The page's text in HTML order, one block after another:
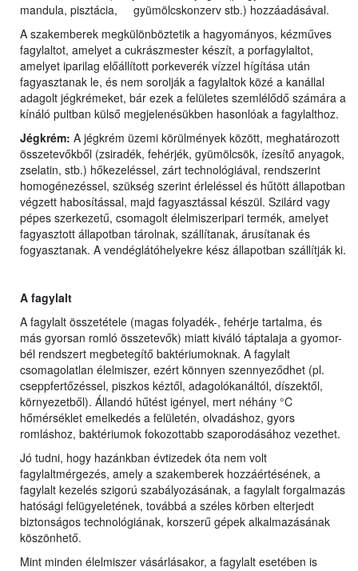
mandula, pisztácia, gyümölcskonzerv stb.) hozzáadásával.
A szakemberek megkülönböztetik a hagyományos, kézműves
fagylaltot, amelyet a cukrászmester készít, a porfagylaltot,
amelyet iparilag előállított porkeverék vízzel hígítása után
fagyasztanak le, és nem sorolják a fagylaltok közé a kanállal
adagolt jégkrémeket, bár ezek a felületes szemlélődő számára a
kínáló pultban külső megjelenésükben hasonlóak a fagylalthoz.
Jégkrém: A jégkrém üzemi körülmények között, meghatározott
összetevőkből (zsiradék, fehérjék, gyümölcsök, ízesítő anyagok,
zselatin, stb.) hőkezeléssel, zárt technológiával, rendszerint
homogénezéssel, szükség szerint érleléssel és hűtött állapotban
végzett habosítással, majd fagyasztással készül. Szilárd vagy
pépes szerkezetű, csomagolt élelmiszeripari termék, amelyet
fagyasztott állapotban tárolnak, szállítanak, árusítanak és
fogyasztanak. A vendéglátóhelyekre kész állapotban szállítják ki.
A fagylalt
A fagylalt összetétele (magas folyadék-, fehérje tartalma, és
más gyorsan romló összetevők) miatt kiváló táptalaja a gyomor-
bél rendszert megbetegítő baktériumoknak. A fagylalt
csomagolatlan élelmiszer, ezért könnyen szennyeződhet (pl.
cseppfertőzéssel, piszkos kéztől, adagolókanáltól, díszektől,
környezetből). Állandó hűtést igényel, mert néhány °C
hőmérséklet emelkedés a felületén, olvadáshoz, gyors
romláshoz, baktériumok fokozottabb szaporodásához vezethet.
Jó tudni, hogy hazánkban évtizedek óta nem volt
fagylaltmérgezés, amely a szakemberek hozzáértésének, a
fagylalt kezelés szigorú szabályozásának, a fagylalt forgalmazás
hatósági felügyeletének, továbbá a széles körben elterjedt
biztonságos technológiának, korszerű gépek alkalmazásának
köszönhető.
Mint minden élelmiszer vásárlásakor, a fagylalt esetében is